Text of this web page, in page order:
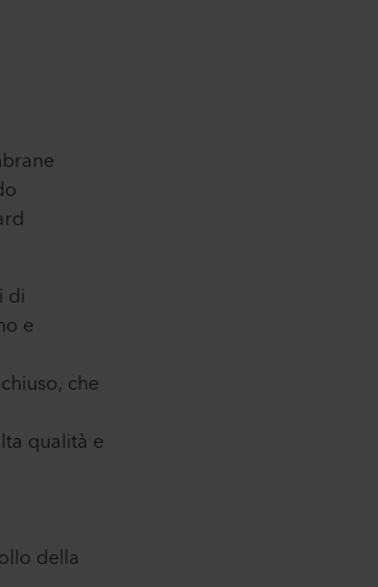
di
e
che
qualità e
della